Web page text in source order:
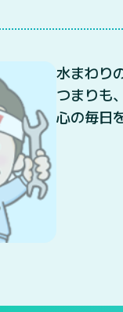
水まわり
つまりも
心の毎日